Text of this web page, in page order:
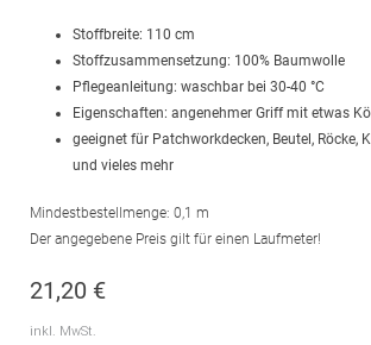
Stoffbreite: 110 cm
Stoffzusammensetzung: 100% Baumwolle
Pflegeanleitung: waschbar bei 30-40 °C
Eigenschaften: angenehmer Griff mit etwas
geeignet für Patchworkdecken, Beutel, Röcke,
und vieles mehr
Mindestbestellmenge: 0,1 m
Der angegebene Preis gilt für einen Laufmeter!
21,20 €
inkl. MwSt.